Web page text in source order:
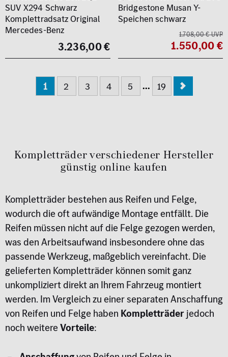
SUV X294 Schwarz
Komplettradsatz Original
Mercedes-Benz
3.236,00 €
Bridgestone Musan Y-
Speichen schwarz
1.708,00 € UVP
1.550,00 €
1 2 3 4 5 ... 19
Kompletträder verschiedener Hersteller
günstig online kaufen
Kompletträder bestehen aus Reifen und Felge,
wodurch die oft aufwändige Montage entfällt. Die
Reifen müssen nicht auf die Felge gezogen werden,
was den Arbeitsaufwand insbesondere ohne das
passende Werkzeug, maßgeblich vereinfacht. Die
gelieferten Kompletträder können somit ganz
unkompliziert direkt an Ihrem Fahrzeug montiert
werden. Im Vergleich zu einer separaten Anschaffung
von Reifen und Felge haben Kompletträderjedoch
noch weitereVorteile: